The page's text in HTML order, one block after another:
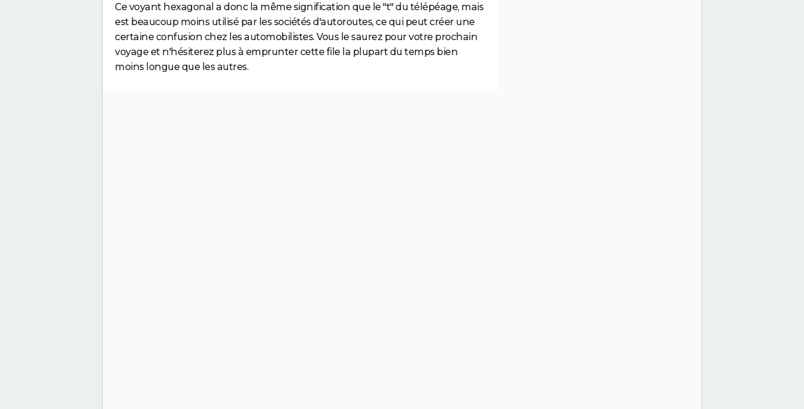
Ce voyant hexagonal a donc la même signification que le "t" du télépéage, mais
est beaucoup moins utilisé par les sociétés d'autoroutes, ce qui peut créer une
certaine confusion chez les automobilistes. Vous le saurez pour votre prochain
voyage et n'hésiterez plus à emprunter cette file la plupart du temps bien
moins longue que les autres.